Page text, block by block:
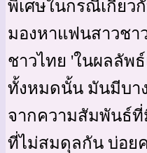
พิเศษในกรณีเกี่ยว
มองหาแฟนสาวชา
ชาวไทย 'ในผลลัพ
ทั้งหมดนั้น มันมีบา
จากความสัมพันธ์
ที่ไม่สมดุลกัน บ่อย